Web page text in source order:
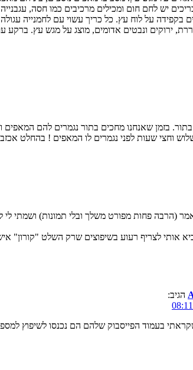
ב11:30 וחיכינו בתור. בזמן שאנחנו מחכים בתור
(הרבה פחות מפורט משלך ובלי תמונות) ושמתי
אותי לצריף רעוע בשיפוצים שרק השלט
הגיב:
בעמוד הפייסבוק שלהם הם נכנסו לשיפוץ